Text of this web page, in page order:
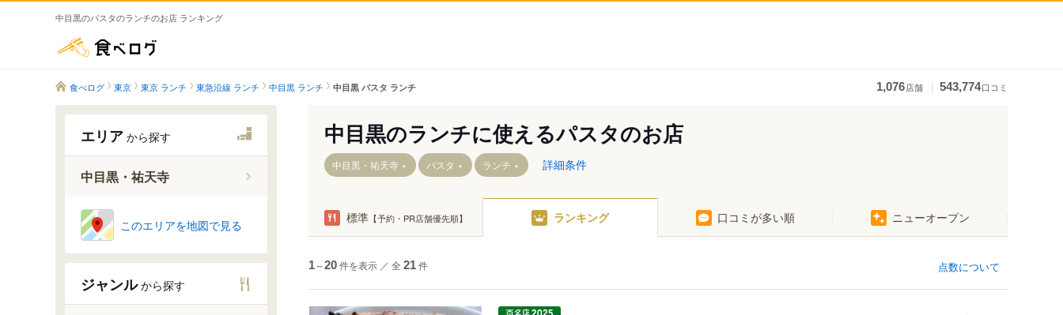
中目黒のパスタのランチのお店 ランキング
食べログ 東京 東京 ランチ 東急沿線 ランチ 中目黒 ランチ 中目黒 パスタ ランチ 1,076店舗 543,774口コミ
エリア から探す
中目黒・祐天寺
中目黒駅
このエリアを地図で見る
ジャンルから探す
中目黒のランチに使えるパスタのお店
中目黒・祐天寺 パスタ ランチ 詳細条件
標準【予約・PR店舗優先順】 ランキング 口コミが多い順 ニューオープン
点数について
1～20件を表示 ／ 全 21件